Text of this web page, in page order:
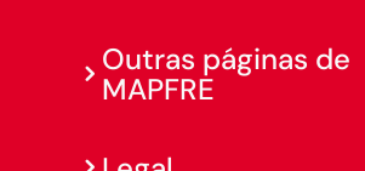
Outras páginas de
MAPFRE